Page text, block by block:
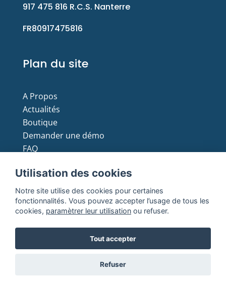
917 475 816 R.C.S. Nanterre
FR80917475816
Plan du site
A Propos
Actualités
Boutique
Demander une démo
FAQ
Copyright © 2021 Batmax. All Rights Reserved
Conditions générales de
Utilisation des cookies
Notre site utilise des cookies pour certaines
fonctionnalités. Vous pouvez accepter l’usage de tous les
cookies, paramètrer leur utilisation ou refuser.
Tout accepter
Refuser